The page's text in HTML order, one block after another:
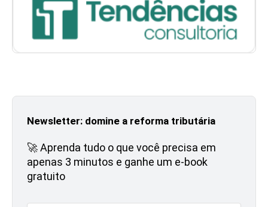
Newsletter: domine a reforma tributária
🚀 Aprenda tudo o que você precisa em
apenas 3 minutos e ganhe um e-book
gratuito